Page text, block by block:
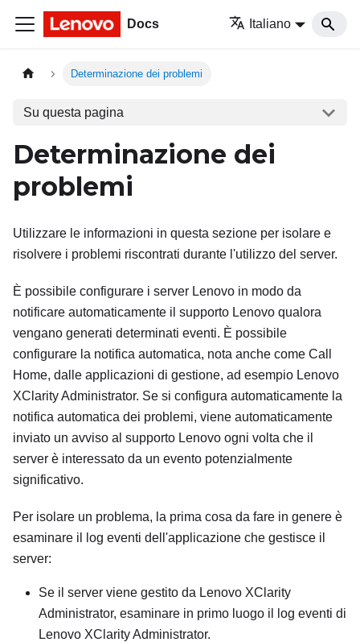
Docs Italiano
Determinazione dei problemi
Su questa pagina
Determinazione dei
problemi
Utilizzare le informazioni in questa sezione per isolare e
risolvere i problemi riscontrati durante l'utilizzo del server.
È possibile configurare i server Lenovo in modo da
notificare automaticamente il supporto Lenovo qualora
vengano generati determinati eventi. È possibile
configurare la notifica automatica, nota anche come Call
Home, dalle applicazioni di gestione, ad esempio Lenovo
XClarity Administrator. Se si configura automaticamente la
notifica automatica dei problemi, viene automaticamente
inviato un avviso al supporto Lenovo ogni volta che il
server è interessato da un evento potenzialmente
significativo.
Per isolare un problema, la prima cosa da fare in genere è
esaminare il log eventi dell'applicazione che gestisce il
server:
Se il server viene gestito da Lenovo XClarity
Administrator, esaminare in primo luogo il log eventi di
Lenovo XClarity Administrator.